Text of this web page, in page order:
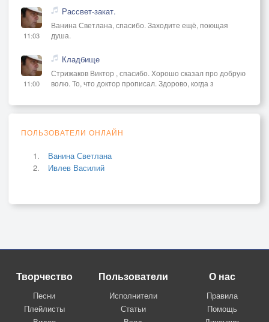
11:03
Рассвет-закат.
Ванина Светлана, спасибо. Заходите ещё, поющая
душа.
11:00
Кладбище
Стрижаков Виктор , спасибо. Хорошо сказал про добрую
волю. То, что доктор прописал. Здорово, когда з
ПОЛЬЗОВАТЕЛИ ОНЛАЙН
Ванина Светлана
Ивлев Василий
Творчество
Песни
Плейлисты
Пользователи
Исполнители
Статьи
О нас
Правила
Помощь